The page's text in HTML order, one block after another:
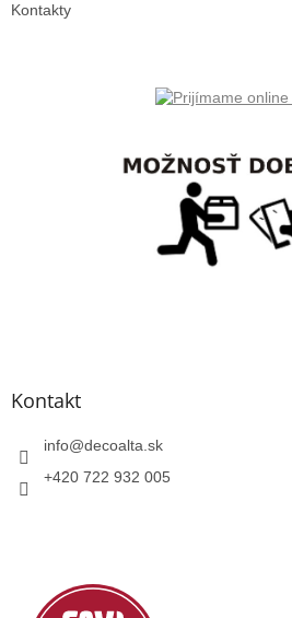
Kontakty
Kontakt
info@decoalta.sk
+420 722 932 005